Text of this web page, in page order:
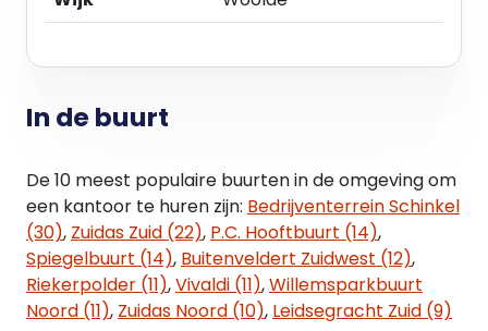
Energielabel
Het gebouw heeft momenteel de Breeam Very
Good status, dit zal worden geüpgraded naar
voor het ‘Well Gold’-certificaat.
Parkeren
Er zijn in totaal 89 parkeerplaatsen beschikbaar.
De parkeernorm is 1 parkeerplaats per 55 m² v.v.o.
kantoorruimte.
In de buurt
De 10 meest populaire buurten in de omgeving om
een kantoor te huren zijn: Bedrijventerrein Schinkel
(30), Zuidas Zuid (22), P.C. Hooftbuurt (14),
Spiegelbuurt (14), Buitenveldert Zuidwest (12),
Riekerpolder (11),Vivaldi (11),Willemsparkbuurt
Noord (11), Zuidas Noord (10), Leidsegracht Zuid (9)